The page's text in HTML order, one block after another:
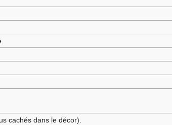
cachés dans le décor).